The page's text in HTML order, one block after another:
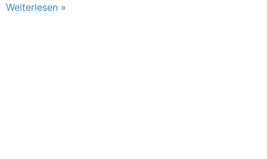
Weiterlesen »